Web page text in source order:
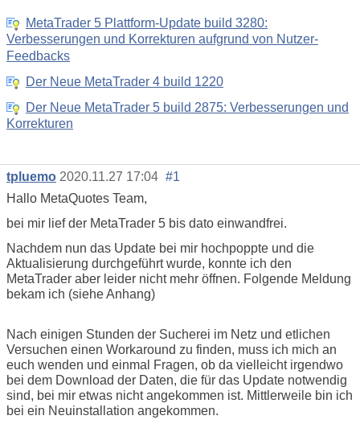
MetaTrader 5 Plattform-Update build 3280:
Verbesserungen und Korrekturen aufgrund von Nutzer-
Feedbacks
Der Neue MetaTrader 4 build 1220
Der Neue MetaTrader 5 build 2875: Verbesserungen und
Korrekturen
tpluemo 2020.11.27 17:04 #1
Hallo MetaQuotes Team,
bei mir lief der MetaTrader 5 bis dato einwandfrei.
Nachdem nun das Update bei mir hochpoppte und die
Aktualisierung durchgeführt wurde, konnte ich den
MetaTrader aber leider nicht mehr öffnen. Folgende Meldung
bekam ich (siehe Anhang)
Nach einigen Stunden der Sucherei im Netz und etlichen
Versuchen einen Workaround zu finden, muss ich mich an
euch wenden und einmal Fragen, ob da vielleicht irgendwo
bei dem Download der Daten, die für das Update notwendig
sind, bei mir etwas nicht angekommen ist. Mittlerweile bin ich
bei ein Neuinstallation angekommen.